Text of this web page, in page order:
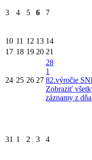
3 4 5 6 7
10 11 12 13 14
17 18 19 20 21
24 25 26 27
28
1
82.výročie
Zobraziť
záznamy z dňa
31 1 2 3 4